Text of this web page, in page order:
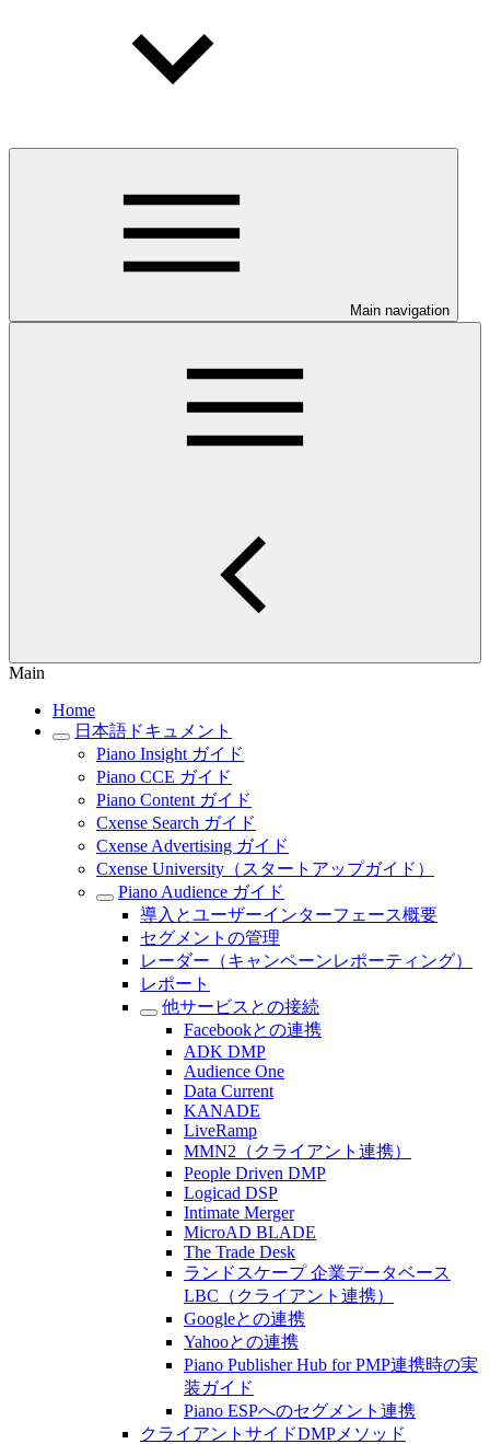
Main navigation
Main
Home
日本語ドキュメント
Piano Insight ガイド
Piano CCE ガイド
Piano Content ガイド
Cxense Search ガイド
Cxense Advertising ガイド
Cxense University（スタートアップガイド）
Piano Audience ガイド
導入とユーザーインターフェース概要
セグメントの管理
レーダー（キャンペーンレポーティング）
レポート
他サービスとの接続
Facebookとの連携
ADK DMP
Audience One
Data Current
KANADE
LiveRamp
MMN2（クライアント連携）
People Driven DMP
Logicad DSP
Intimate Merger
MicroAD BLADE
The Trade Desk
ランドスケープ 企業データベース
LBC（クライアント連携）
Googleとの連携
Yahooとの連携
Piano Publisher Hub for PMP連携時の実
装ガイド
Piano ESPへのセグメント連携
クライアントサイドDMPメソッド